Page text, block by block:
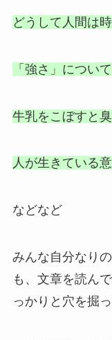
どうして人間は
「強さ」について
牛乳をこぼすと
人が生きている
などなど
みんな自分なり
も、文章を読ん
っかりと穴を掘